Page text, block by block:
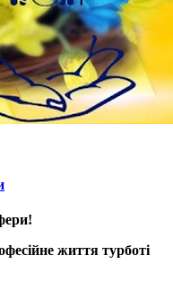
життя турботі